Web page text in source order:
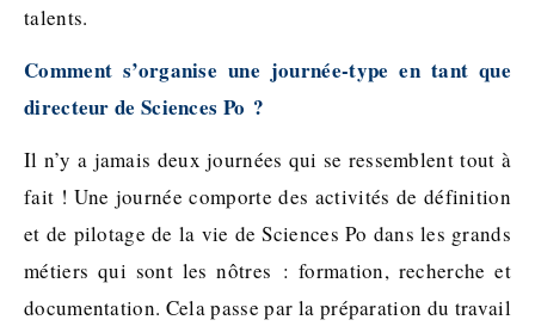
talents.
Comment s’organise une journée-type en tant que
directeur de Sciences Po ?
Il n’y a jamais deux journées qui se ressemblent tout à
fait ! Une journée comporte des activités de définition
et de pilotage de la vie de Sciences Po dans les grands
métiers qui sont les nôtres : formation, recherche et
documentation. Cela passe par la préparation du travail